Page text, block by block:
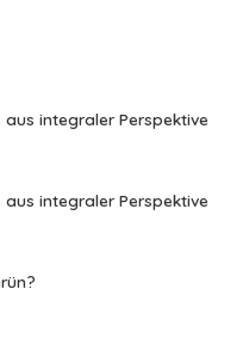
integraler Perspektive
integraler Perspektive